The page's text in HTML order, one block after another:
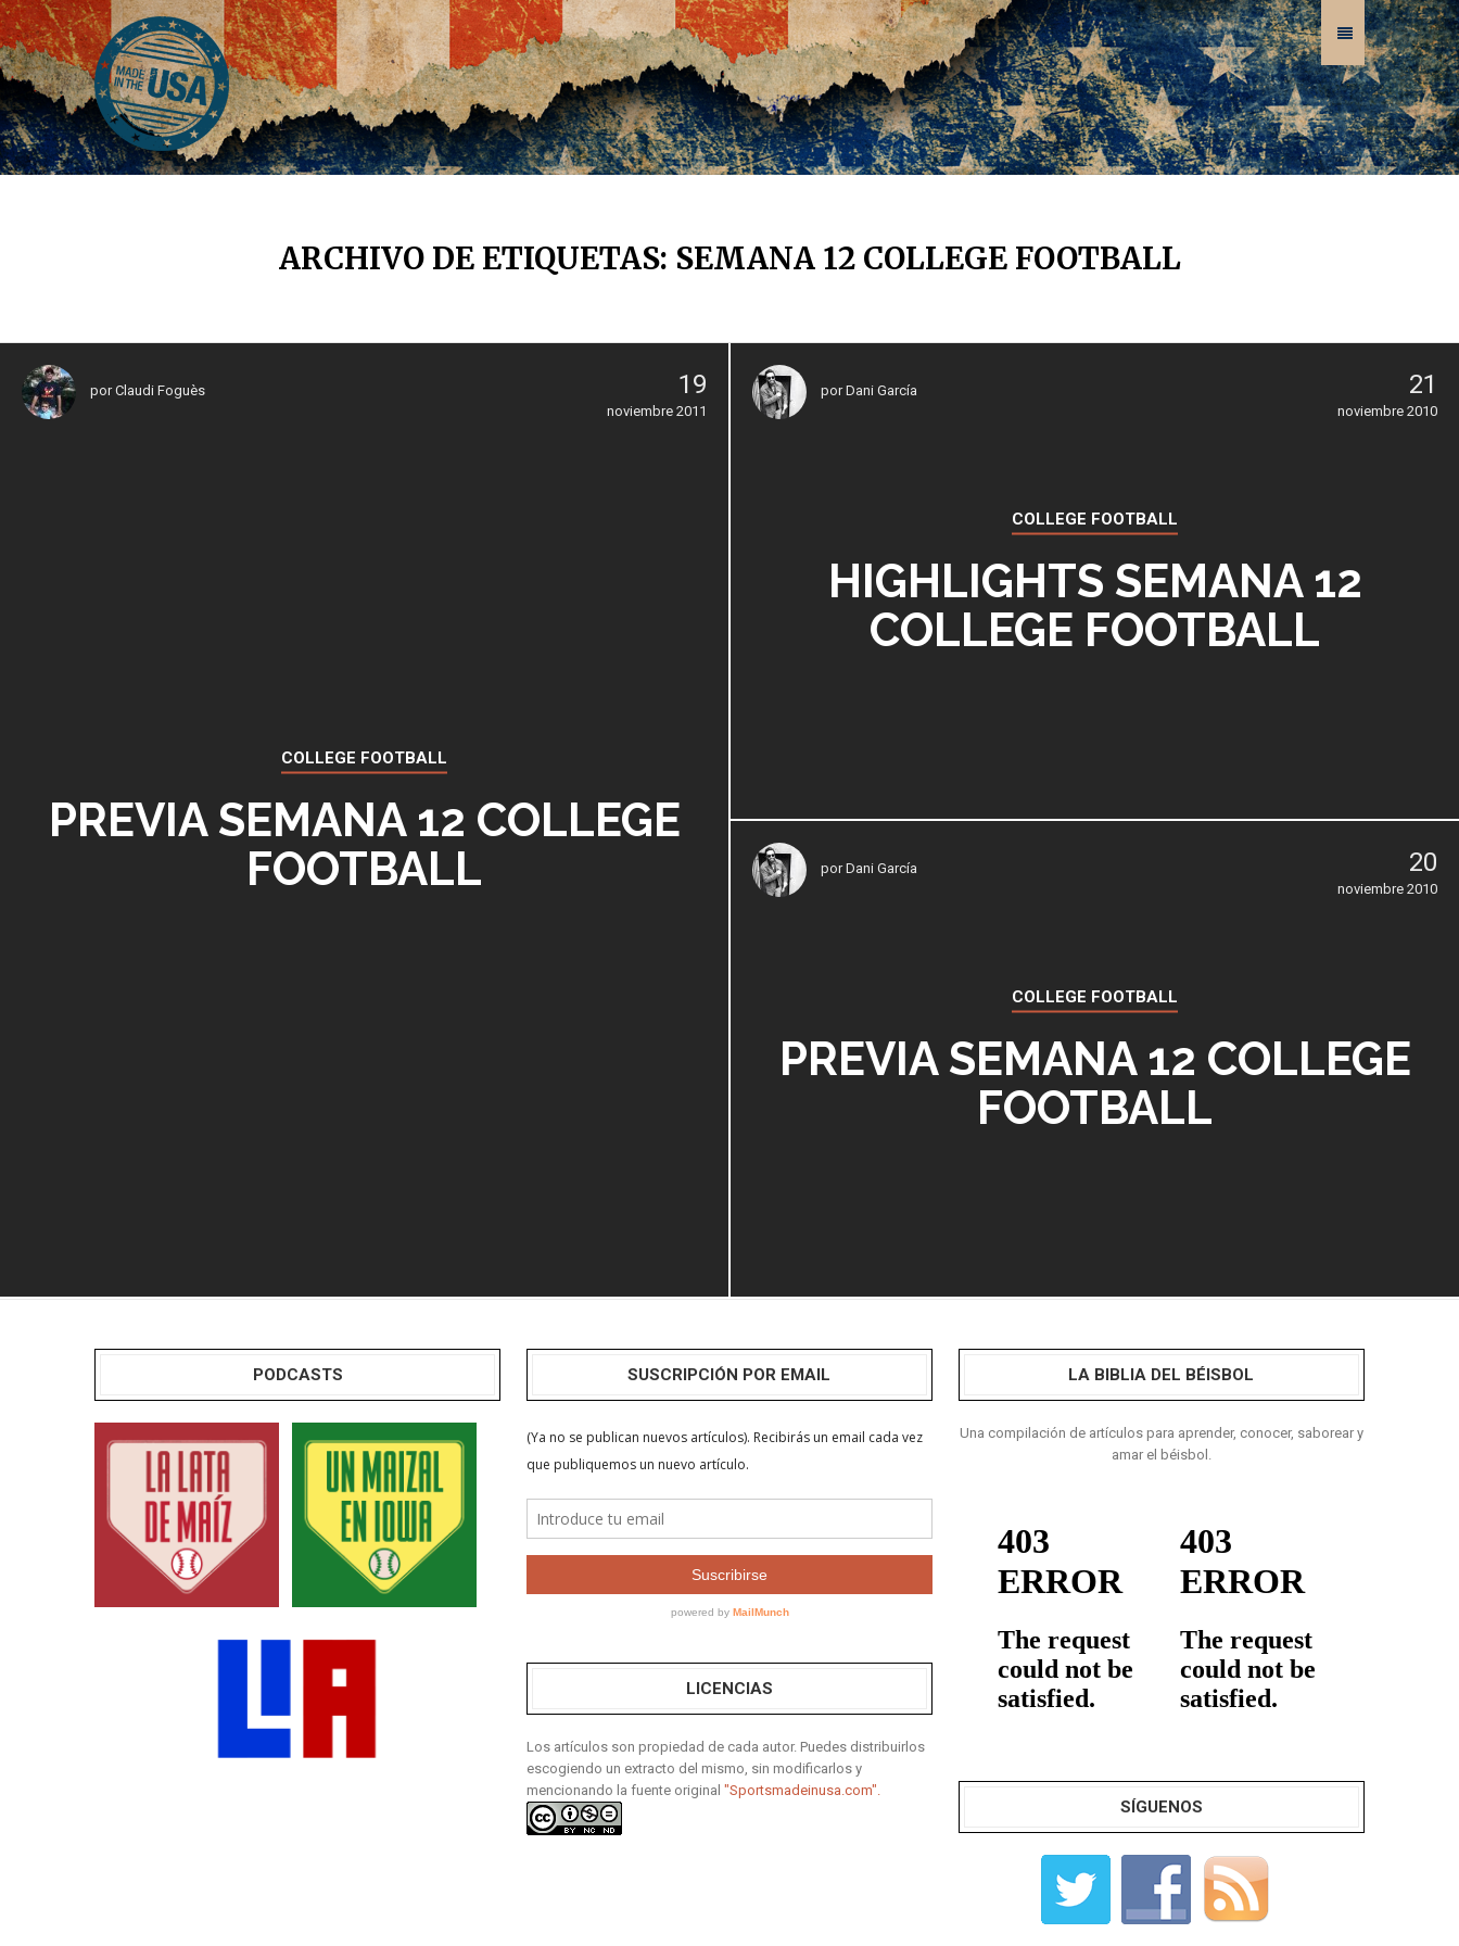
ARCHIVO DE ETIQUETAS: SEMANA 12 COLLEGE FOOTBALL
porClaudi Foguès 19
noviembre 2011
COLLEGE FOOTBALL
PREVIA SEMANA 12 COLLEGE
FOOTBALL
porDani García 21
noviembre 2010
COLLEGE FOOTBALL
HIGHLIGHTS SEMANA 12
COLLEGE FOOTBALL
porDani García 20
noviembre 2010
COLLEGE FOOTBALL
PREVIA SEMANA 12 COLLEGE
FOOTBALL
PODCASTS SUSCRIPCIÓN POR EMAIL
LICENCIAS
Los artículos son propiedad de cada autor. Puedes distribuirlos
escogiendo un extracto del mismo, sin modificarlos y
mencionando la fuente original "Sportsmadeinusa.com".
LA BIBLIA DEL BÉISBOL
Una compilación de artículos para aprender, conocer, saborear y
amar el béisbol.
SÍGUENOS